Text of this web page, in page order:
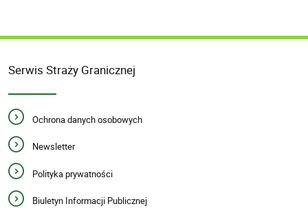
Serwis Straży Granicznej
Ochrona danych osobowych
Newsletter
Polityka prywatności
Biuletyn Informacji Publicznej